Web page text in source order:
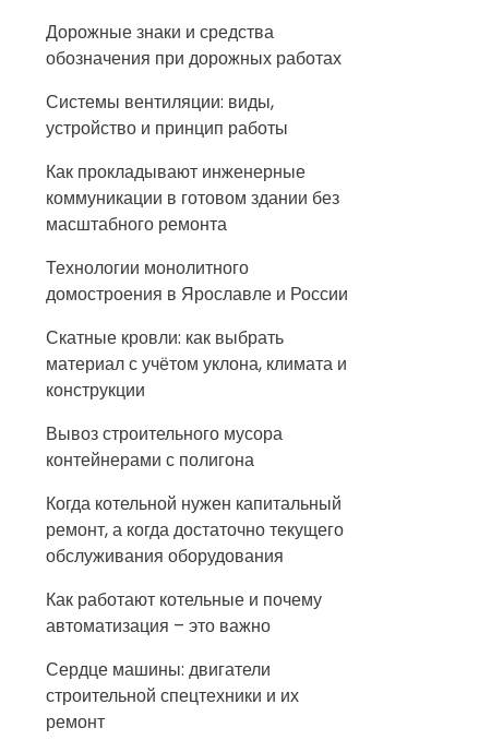
Дорожные знаки и средства
обозначения при дорожных работах
Системы вентиляции: виды,
устройство и принцип работы
Как прокладывают инженерные
коммуникации в готовом здании без
масштабного ремонта
Технологии монолитного
домостроения в Ярославле и России
Скатные кровли: как выбрать
материал с учётом уклона, климата и
конструкции
Вывоз строительного мусора
контейнерами с полигона
Когда котельной нужен капитальный
ремонт, а когда достаточно текущего
обслуживания оборудования
Как работают котельные и почему
автоматизация – это важно
Сердце машины: двигатели
строительной спецтехники и их
ремонт